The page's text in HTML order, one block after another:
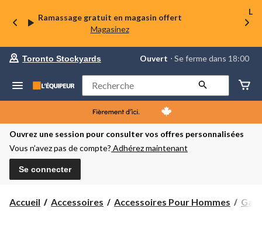
Ramassage gratuit en magasin offert
Magasinez
La
votre
préféré
Toronto
Stockyards,
courament
Ouvert,
Se
dans
changer
Toronto Stockyards Ouvert ⋅ Se ferme dans 18:00
Rechercher
Ouvrez une session pour consulter vos offres personnalisées
Vous n’avez pas de compte? Adhérez maintenant
Se connecter
Accueil Accessoires Accessoires Pour Hommes